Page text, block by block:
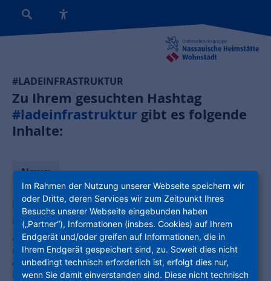
#LADEINFRASTRUKTUR
Zu Ihrem gesuchten Hashtag
#ladeinfrastruktur gibt es folgende
Inhalte:
News:
E-Mobilität direkt vor der Haustür: NHW
investiert in Ladeinfrastruktur
Gemeinsam mit dem Energieversorger EAM fördert die
Unternehmensgruppe Nassauische Heimstätte | Wohnstadt den
Ausbau nachhaltiger Verkehrslösungen / Auftakt mit Projekt in
Baunatal
Im Rahmen der Nutzung unserer Webseite speichern wir
oder Dritte, deren Services wir zum Zeitpunkt Ihres
Besuchs unserer Webseite eingebunden haben
(„Partner“), Informationen (insbes. Cookies) auf Ihrem
Endgerät und/oder greifen auf Informationen, die in
Ihrem Endgerät gespeichert sind, zu. Soweit dies nicht
unbedingt technisch erforderlich ist, erfolgt dies nur,
wenn Sie damit einverstanden sind. Diese nicht technisch